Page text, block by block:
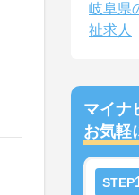
岐阜県
祉求人
マイナ
お気軽
STEP